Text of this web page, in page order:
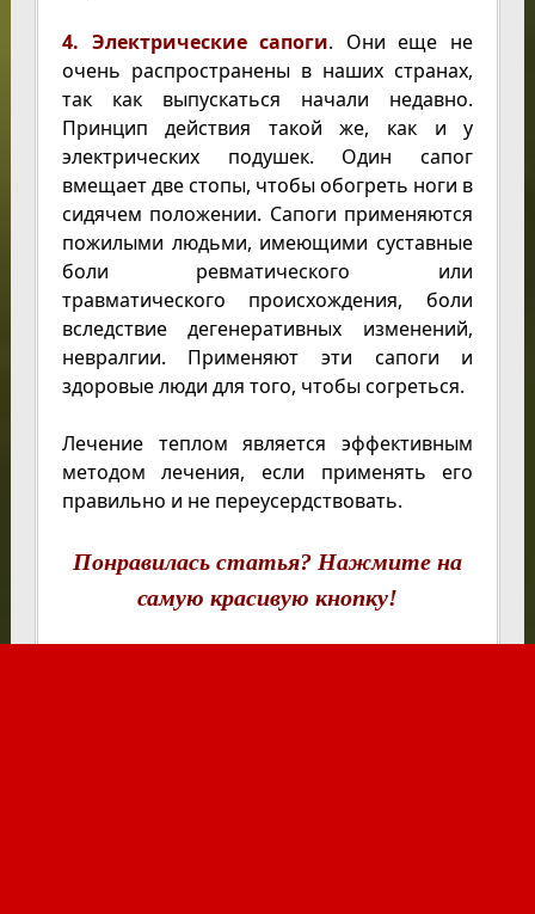
4. Электрические сапоги. Они еще не
очень распространены в наших странах,
так как выпускаться начали недавно.
Принцип действия такой же, как и у
электрических подушек. Один сапог
вмещает две стопы, чтобы обогреть ноги в
сидячем положении. Сапоги применяются
пожилыми людьми, имеющими суставные
боли ревматического или
травматического происхождения, боли
вследствие дегенеративных изменений,
невралгии. Применяют эти сапоги и
здоровые люди для того, чтобы согреться.
Лечение теплом является эффективным
методом лечения, если применять его
правильно и не переусердствовать.
Понравилась статья? Нажмите на
самую красивую кнопку!